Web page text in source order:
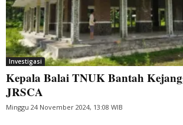
Investigasi
Kepala Balai TNUK Bantah
JRSCA
Minggu 24 November 2024, 13:08 WIB